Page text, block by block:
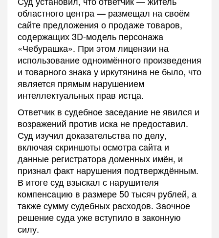
областного центра — размещал на своём
сайте предложения о продаже товаров,
содержащих 3D-модель персонажа
«Чебурашка». При этом лицензии на
использование одноимённого произведения
и товарного знака у иркутянина не было, что
является прямым нарушением
интеллектуальных прав истца.
Ответчик в судебное заседание не явился и
возражений против иска не предоставил.
Суд изучил доказательства по делу,
включая скриншоты осмотра сайта и
данные регистратора доменных имён, и
признал факт нарушения подтверждённым.
В итоге суд взыскал с нарушителя
компенсацию в размере 50 тысяч рублей, а
также сумму судебных расходов. Заочное
решение суда уже вступило в законную
силу.